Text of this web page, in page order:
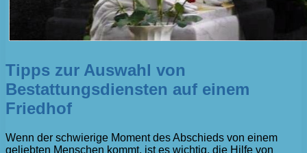
Tipps zur Auswahl von
Bestattungsdiensten auf einem
Friedhof
Wenn der schwierige Moment des Abschieds von einem
geliebten Menschen kommt, ist es wichtig, die Hilfe von